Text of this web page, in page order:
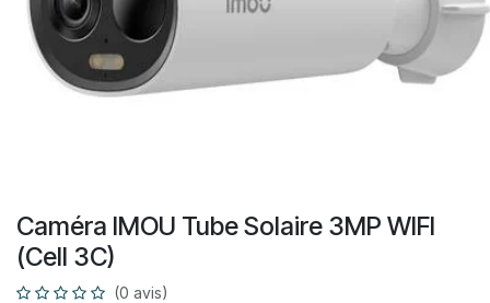
Caméra IMOU Tube Solaire 3MP WIFI
(Cell 3C)
(0 avis)